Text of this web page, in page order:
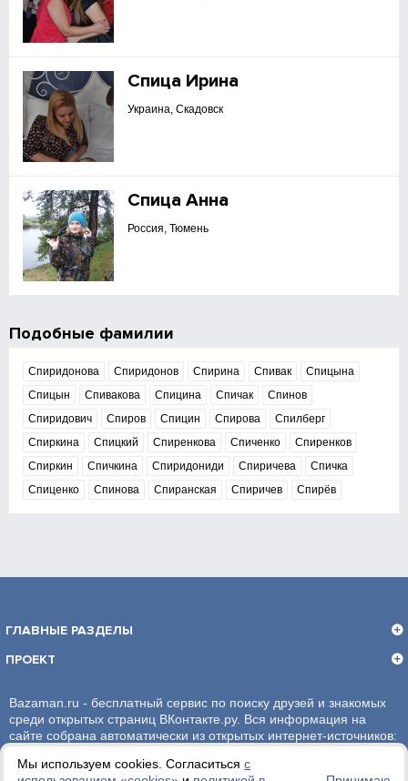
Мы используем cookies. Согласиться с
Спица Ирина
Украина, Скадовск
Спица Анна
Россия, Тюмень
Подобные фамилии
Спиридонова Спиридонов Спирина Спивак
Спицына
Спицын
Спивакова Спицина Спичак
Спинов
Спиридович
Спиров Спицин Спирова
Спилберг
Спиркина
Спицкий Спиренкова Спиченко
Спиренков
Спиркин
Спичкина Спиридониди Спиричева
Спичка
Спиценко
Спинова Спиранская Спиричев Спирёв
ГЛАВНЫЕ РАЗДЕЛЫ
ПРОЕКТ
Bazaman.ru - бесплатный сервис по поиску друзей и знакомых
среди открытых страниц ВКонтакте.ру. Вся информация на
сайте собрана автоматически из открытых интернет-источников:
администрация сайта ответственности не несет.